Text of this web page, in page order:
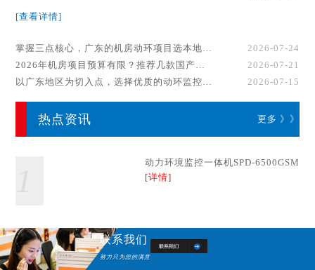
[查看详情]
掌握三点核心，广东的机房动环项目选本地厂家事半功倍！
2026-07-24
2026年机房项目预算有限？推荐几款国产动环监控系统品牌
2026-07-21
以广东地区为切入点，选择优质的动环监控系统厂家
2026-07-15
热点资讯 更多 》》
动力环境监控一体机SPD-6500GSM
[详情]
联系我们
努力只为您的满意